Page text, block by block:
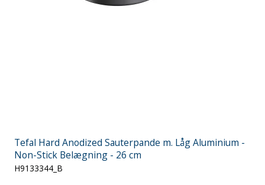
Tefal Hard Anodized Sauterpande m. Låg Aluminium -
Non-Stick Belægning - 26 cm
H9133344_B